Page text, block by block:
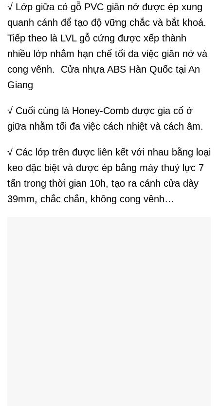
√ Lớp giữa có gỗ PVC giãn nở được ép xung
quanh cánh để tạo độ vững chắc và bắt khoá.
Tiếp theo là LVL gỗ cứng được xếp thành
nhiều lớp nhằm hạn chế tối đa việc giãn nở và
cong vênh. Cửa nhựa ABS Hàn Quốc tại An
Giang
√ Cuối cùng là Honey-Comb được gia cố ở
giữa nhằm tối đa việc cách nhiệt và cách âm.
√ Các lớp trên được liên kết với nhau bằng loại
keo đặc biệt và được ép bằng máy thuỷ lực 7
tấn trong thời gian 10h, tạo ra cánh cửa dày
39mm, chắc chắn, không cong vênh…